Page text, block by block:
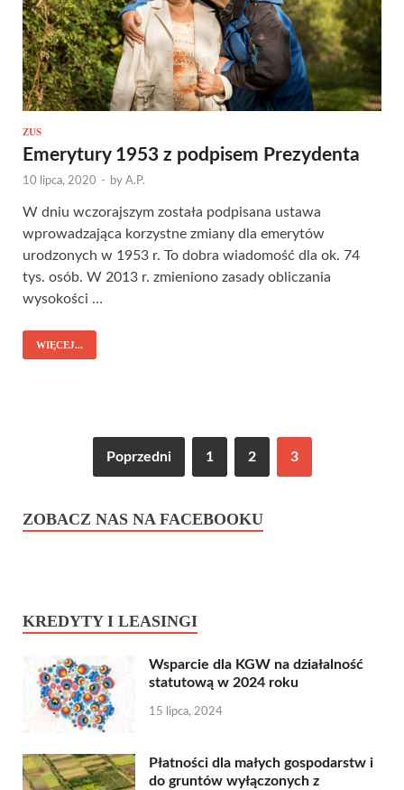
ZUS
Emerytury 1953 z podpisem Prezydenta
10 lipca, 2020 - by A.P.
W dniu wczorajszym została podpisana ustawa
wprowadzająca korzystne zmiany dla emerytów
urodzonych w 1953 r. To dobra wiadomość dla ok. 74
tys. osób. W 2013 r. zmieniono zasady obliczania
wysokości …
WIĘCEJ...
Poprzedni 1 2 3
ZOBACZ NAS NA FACEBOOKU
KREDYTY I LEASINGI
Wsparcie dla KGW na działalność
statutową w 2024 roku
15 lipca, 2024
Płatności dla małych gospodarstw i
do gruntów wyłączonych z